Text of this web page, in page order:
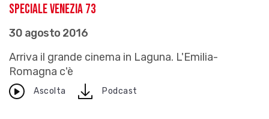
Speciale Venezia 73
30 agosto 2016
Arriva il grande cinema in Laguna. L'Emilia-
Romagna c'è
Ascolta downloadPodcast